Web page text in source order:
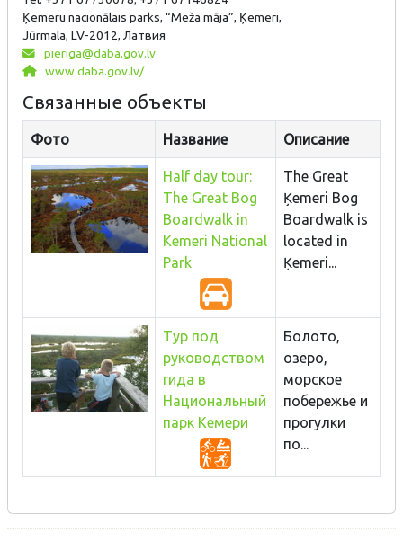
Ķemeru nacionālais parks, “Meža māja”, Ķemeri,
Jūrmala, LV-2012, Латвия
pieriga@daba.gov.lv
www.daba.gov.lv/
Связанные объекты
Фото Название Описание
Half day tour:
The Great Bog
Boardwalk in
Kemeri National
Park
The Great
Ķemeri Bog
Boardwalk is
located in
Ķemeri...
Тур под
руководством
гида в
Национальный
парк Кемери
Болото,
озеро,
морское
побережье и
прогулки
по...